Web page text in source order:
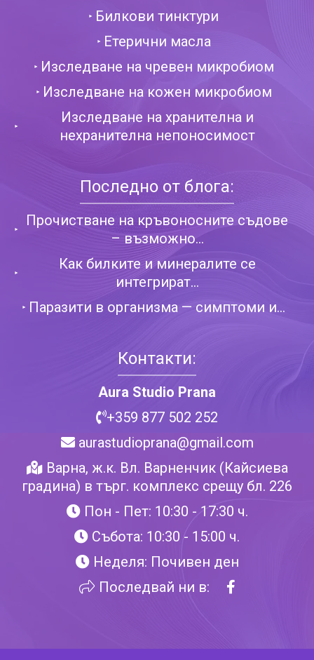
Билкови тинктури
Етерични масла
Изследване на чревен микробиом
Изследване на кожен микробиом
Изследване на хранителна и
нехранителна непоносимост
Последно от блога:
Прочистване на кръвоносните съдове
– възможно...
Как билките и минералите се
интегрират...
Паразити в организма — симптоми и...
Контакти:
Aura Studio Prana
+359 877 502 252
aurastudioprana@gmail.com
Варна, ж.к. Вл. Варненчик (Кайсиева
градина) в търг. комплекс срещу бл. 226
Пон - Пет: 10:30 - 17:30 ч.
Събота: 10:30 - 15:00 ч.
Неделя: Почивен ден
Последвай ни в: